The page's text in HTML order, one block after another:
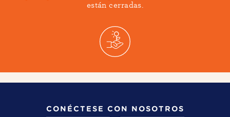
están cerradas.
CONÉCTESE CON NOSOTROS